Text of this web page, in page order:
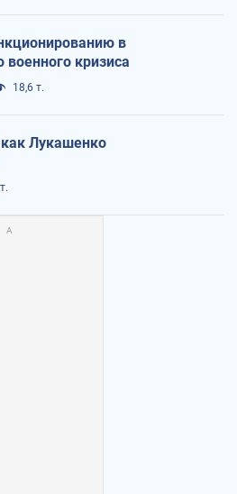
в
военного кризиса
18,6 т.
Лукашенко